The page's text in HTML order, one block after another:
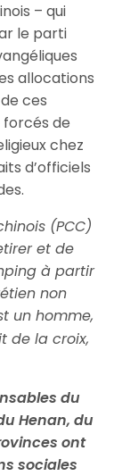
– qui
le parti
allocations
ces
forcés de
chez
d’officiels
(PCC)
et de
à partir
non
un homme,
de la croix,
du
Henan, du
ont
sociales